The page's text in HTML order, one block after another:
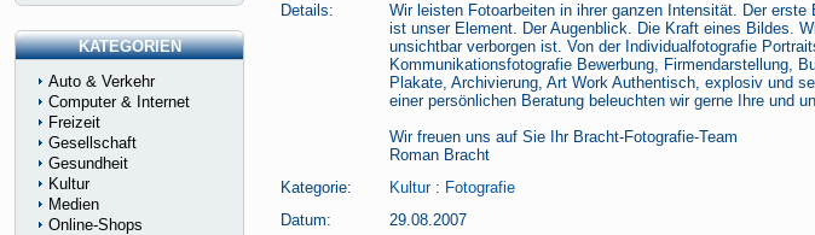
Details:
Wir leisten Fotoarbeiten in ihrer ganzen Intensität. Der
ist unser Element. Der Augenblick. Die Kraft eines Bildes.
unsichtbar verborgen ist. Von der Individualfotografie
Kommunikationsfotografie Bewerbung, Firmendarstellung,
Plakate, Archivierung, Art Work Authentisch, explosiv und
einer persönlichen Beratung beleuchten wir gerne Ihre und
Wir freuen uns auf Sie Ihr Bracht-Fotografie-Team
Roman Bracht
Kategorie:
Kultur: Fotografie
Datum:
29.08.2007
KATEGORIEN
Auto & Verkehr
Computer & Internet
Freizeit
Gesellschaft
Gesundheit
Kultur
Medien
Online-Shops